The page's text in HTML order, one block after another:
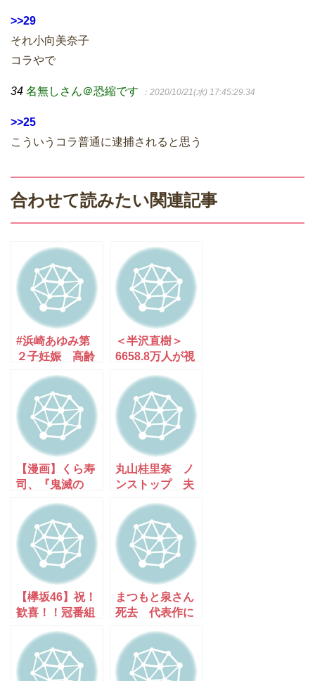
>>29
それ小向美奈子
コラやで
34 名無しさん＠恐縮です ：2020/10/21(水) 17:45:29.34
>>25
こういうコラ普通に逮捕されると思う
合わせて読みたい関連記事
#浜崎あゆみ第
２子妊娠 高齢
は健在だ～★
＜半沢直樹＞
6658.8万人が視
だ [Egg★]
【漫画】くら寿
司、『鬼滅の
平日過去最高の
売り上げを叩き
出す [muffin★]
丸山桂里奈 ノ
ンストップ 夫
物めぐるバトル
【欅坂46】祝！
歓喜！！冠番組
定！
まつもと泉さん
死去 代表作に
ンジロード』享
年61歳。Twitter
の反応。